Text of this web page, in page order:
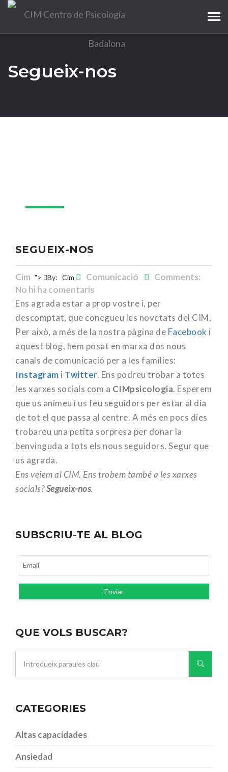
Segueix-nos
SEGUEIX-NOS
Cim "> By: Cim Comunicació
Comments:
No hi ha comentaris
Ens agrada estar a prop vostre i, per
descomptat, que conegueu les novetats del CIM.
Per això, a més de la nostra pàgina de Facebook i
aquest blog, hem posat en marxa dos nous
canals de comunicació per a les families:
Instagram i Twitter. Ens podreu trobar a totes
les xarxes socials com a CIMpsicologia. Esperem
que us animeu i us feu seguidors per estar al dia
de tot el que passa al centre. A més en pocs dies
trobareu una petita sorpresa per donar la
benvinguda a tots els nous seguidors. Segur que
us agrada.
Ens veiem al CIM. Ens trobem també a les xarxes
socials?Segueix-nos.
SUBSCRIU-TE AL BLOG
QUE VOLS BUSCAR?
CATEGORIES
Altas capacidades
Ansiedad